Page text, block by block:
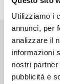
Utilizziamo i
annunci, per
analizzare il
informazioni
nostri
pubblicità e
Altri